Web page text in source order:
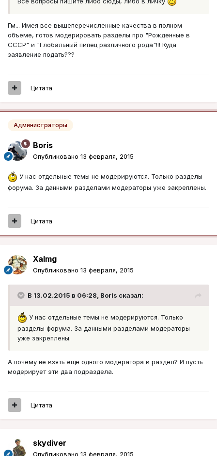
Гм... Имея все вышеперечисленные качества в полном
объеме, готов модерировать разделы про "Рожденные в
СССР" и "Глобальный пипец различного рода"!!! Куда
заявление подать???
Цитата
Администраторы
Boris
Опубликовано 13 февраля, 2015
У нас отдельные темы не модерируются. Только разделы
форума. За данными разделами модераторы уже закреплены.
Цитата
Xalmg
Опубликовано 13 февраля, 2015
В 13.02.2015 в 06:28, Boris сказал:
У нас отдельные темы не модерируются. Только
разделы форума. За данными разделами модераторы
уже закреплены.
А почему не взять еще одного модератора в раздел? И пусть
модерирует эти два подраздела.
Цитата
skydiver
Опубликовано 13 февраля, 2015